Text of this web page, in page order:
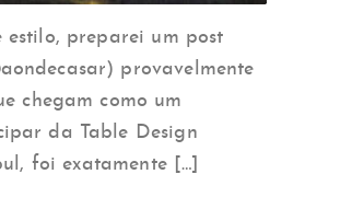
preparei um post
provavelmente
chegam como um
da Table Design
foi exatamente […]